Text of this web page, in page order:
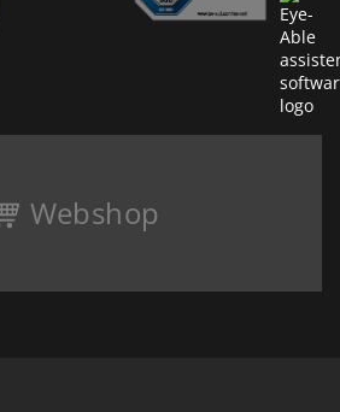
Webshop